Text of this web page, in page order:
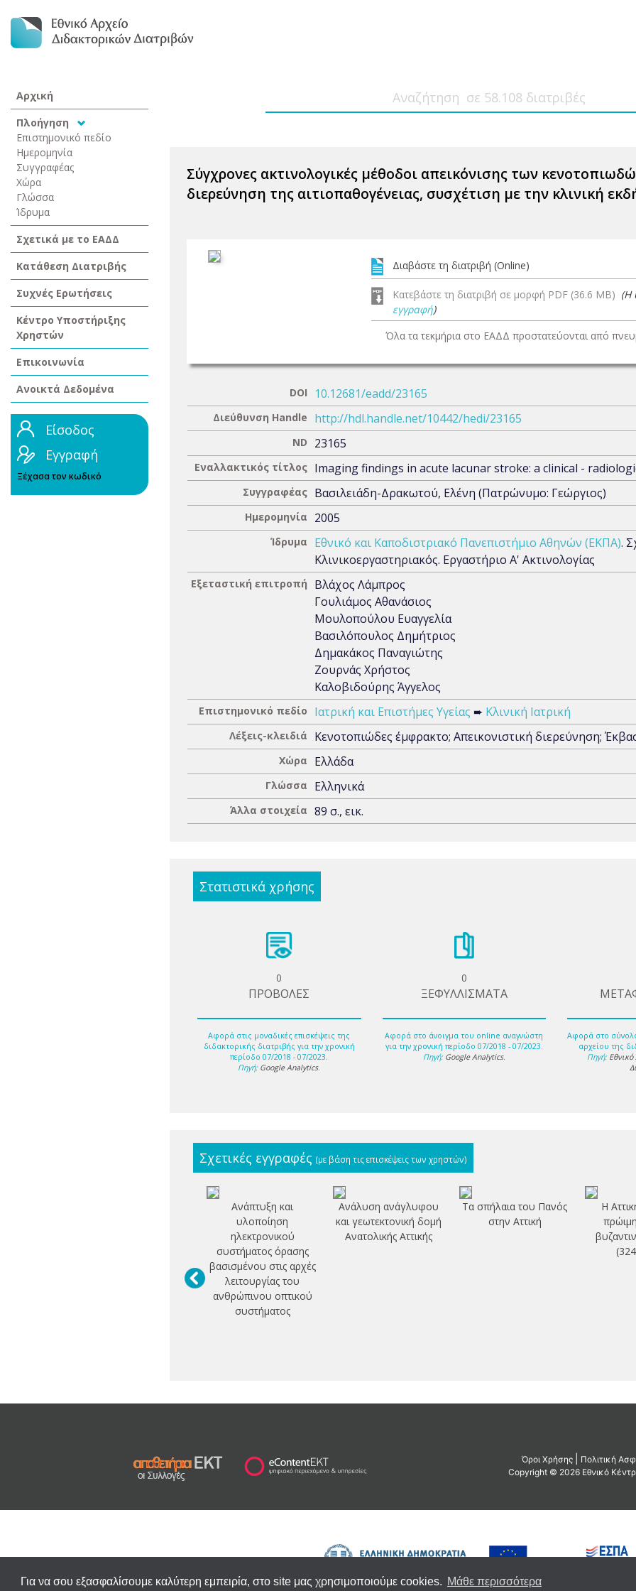
Για να σου εξασφαλίσουμε καλύτερη εμπειρία, στο site μας χρησιμοποιούμε cookies. Μάθε περισσότερα
Αρχική
Πλοήγηση
Επιστημονικό πεδίο
Ημερομηνία
Συγγραφέας
Χώρα
Γλώσσα
Ίδρυμα
Σχετικά με το ΕΑΔΔ
Κατάθεση Διατριβής
Συχνές Ερωτήσεις
Κέντρο Υποστήριξης
Χρηστών
Επικοινωνία
Ανοικτά Δεδομένα
Είσοδος
Εγγραφή
Ξέχασα τον κωδικό
Σύγχρονες ακτινολογικές μέθοδοι απεικόνισης των
διερεύνηση της αιτιοπαθογένειας, συσχέτιση με την κλινική
Διαβάστε τη διατριβή (Online)
Κατεβάστε τη διατριβή σε μορφή PDF (36.6 MB) (Η
εγγραφή)
Όλα τα τεκμήρια στο ΕΑΔΔ προστατεύονται από
DOI 10.12681/eadd/23165
Διεύθυνση Handle http://hdl.handle.net/10442/hedi/23165
ND 23165
Εναλλακτικός τίτλος Imaging findings in acute lacunar stroke: a clinical -
Συγγραφέας Βασιλειάδη-Δρακωτού, Ελένη (Πατρώνυμο: Γεώργιος)
Ημερομηνία 2005
Ίδρυμα Εθνικό και Καποδιστριακό Πανεπιστήμιο Αθηνών (ΕΚΠΑ).
Κλινικοεργαστηριακός. Εργαστήριο Α' Ακτινολογίας
Εξεταστική επιτροπή
Βλάχος Λάμπρος
Γουλιάμος Αθανάσιος
Μουλοπούλου Ευαγγελία
Βασιλόπουλος Δημήτριος
Δημακάκος Παναγιώτης
Ζουρνάς Χρήστος
Καλοβιδούρης Άγγελος
Επιστημονικό πεδίο Ιατρική και Επιστήμες Υγείας ➨ Κλινική Ιατρική
Λέξεις-κλειδιά Κενοτοπιώδες έμφρακτο; Απεικονιστική διερεύνηση;
Χώρα Ελλάδα
Γλώσσα Ελληνικά
Άλλα στοιχεία 89 σ., εικ.
Στατιστικά χρήσης
0
ΠΡΟΒΟΛΕΣ
Αφορά στις μοναδικές επισκέψεις της
διδακτορικής διατριβής για την χρονική
περίοδο 07/2018 - 07/2023.
Πηγή: Google Analytics.
0
ΞΕΦΥΛΛΙΣΜΑΤΑ
Αφορά στο άνοιγμα του online αναγνώστη
για την χρονική περίοδο 07/2018 - 07/2023.
Πηγή: Google Analytics.
Αφορά στο
αρχείου της
Πηγή: Εθνικό
Σχετικές εγγραφές (με βάση τις επισκέψεις των χρηστών)
Ανάπτυξη και
υλοποίηση
ηλεκτρονικού
συστήματος όρασης
βασισμένου στις αρχές
λειτουργίας του
ανθρώπινου οπτικού
συστήματος
Ανάλυση ανάγλυφου
και γεωτεκτονική δομή
Ανατολικής Αττικής
Τα σπήλαια του Πανός
στην Αττική
Η